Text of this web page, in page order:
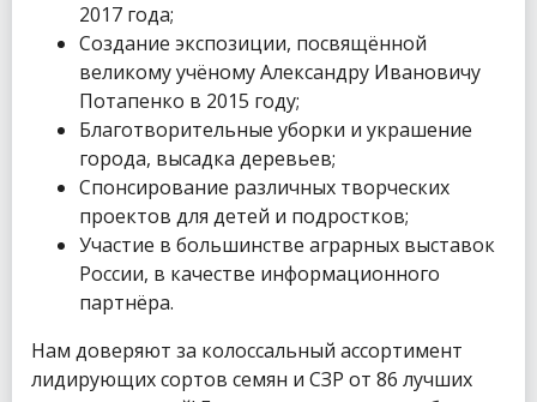
2017 года;
Создание экспозиции, посвящённой
великому учёному Александру Ивановичу
Потапенко в 2015 году;
Благотворительные уборки и украшение
города, высадка деревьев;
Спонсирование различных творческих
проектов для детей и подростков;
Участие в большинстве аграрных выставок
России, в качестве информационного
партнёра.
Нам доверяют за колоссальный ассортимент
лидирующих сортов семян и СЗР от 86 лучших